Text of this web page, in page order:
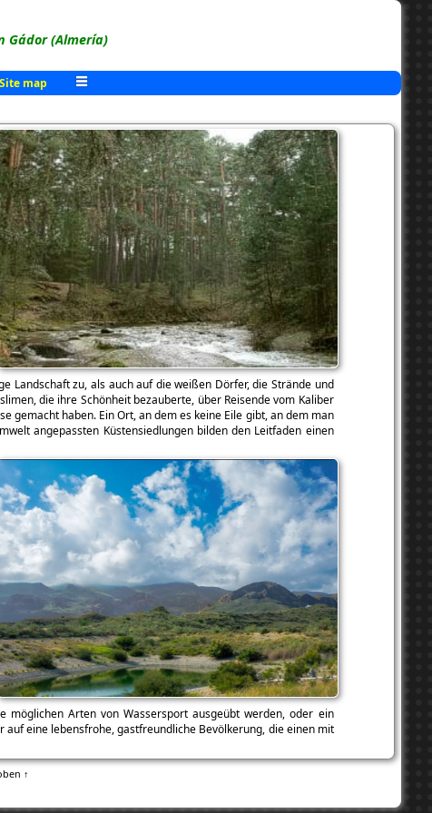
Gádor (Almería)
Site map
Landschaft zu, als auch auf die weißen Dörfer, die Strände und
die ihre Schönheit bezauberte, über Reisende vom Kaliber
gemacht haben. Ein Ort, an dem es keine Eile gibt, an dem man
angepassten Küstensiedlungen bilden den Leitfaden einen
Arten von Wassersport ausgeübt werden, oder ein
eine lebensfrohe, gastfreundliche Bevölkerung, die einen mit
↑